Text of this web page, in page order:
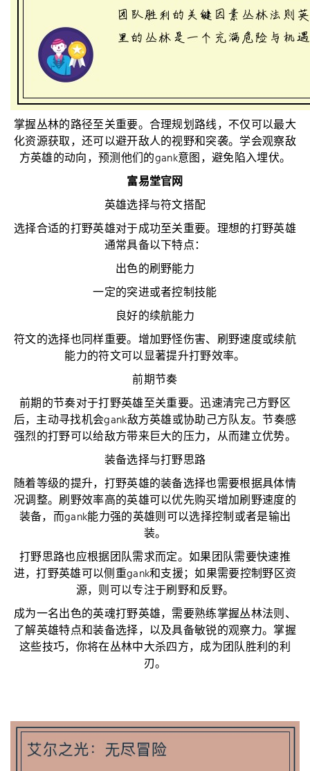
掌握丛林的路径至关重要。合理规划路线，不仅可以最大
化资源获取，还可以避开敌人的视野和突袭。学会观察敌
方英雄的动向，预测他们的gank意图，避免陷入埋伏。
富易堂官网
英雄选择与符文搭配
选择合适的打野英雄对于成功至关重要。理想的打野英雄
通常具备以下特点：
出色的刷野能力
一定的突进或者控制技能
良好的续航能力
符文的选择也同样重要。增加野怪伤害、刷野速度或续航
能力的符文可以显著提升打野效率。
前期节奏
前期的节奏对于打野英雄至关重要。迅速清完己方野区
后，主动寻找机会gank敌方英雄或协助己方队友。节奏感
强烈的打野可以给敌方带来巨大的压力，从而建立优势。
装备选择与打野思路
随着等级的提升，打野英雄的装备选择也需要根据具体情
况调整。刷野效率高的英雄可以优先购买增加刷野速度的
装备，而gank能力强的英雄则可以选择控制或者是输出
装。
打野思路也应根据团队需求而定。如果团队需要快速推
进，打野英雄可以侧重gank和支援；如果需要控制野区资
源，则可以专注于刷野和反野。
成为一名出色的英魂打野英雄，需要熟练掌握丛林法则、
了解英雄特点和装备选择，以及具备敏锐的观察力。掌握
这些技巧，你将在丛林中大杀四方，成为团队胜利的利
刃。